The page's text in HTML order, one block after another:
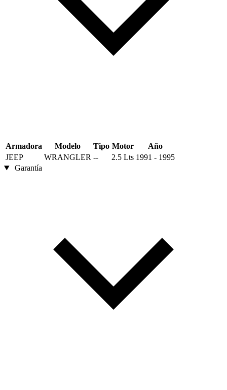
Armadora Modelo Tipo Motor
Año
JEEP
WRANGLER -- 2.5 Lts 1991 - 1995
Garantía